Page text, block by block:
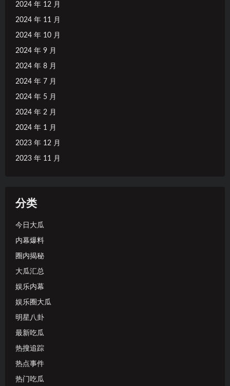
2024 年 12 月
2024 年 11 月
2024 年 10 月
2024 年 9 月
2024 年 8 月
2024 年 7 月
2024 年 5 月
2024 年 2 月
2024 年 1 月
2023 年 12 月
2023 年 11 月
分类
今日大瓜
内幕爆料
圈内揭秘
大瓜汇总
娱乐内幕
娱乐圈大瓜
明星八卦
最新吃瓜
热搜追踪
热点事件
热门吃瓜